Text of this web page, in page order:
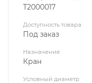
Т2000017
Доступность товара
Под заказ
Назначение
Кран
Условный диаметр